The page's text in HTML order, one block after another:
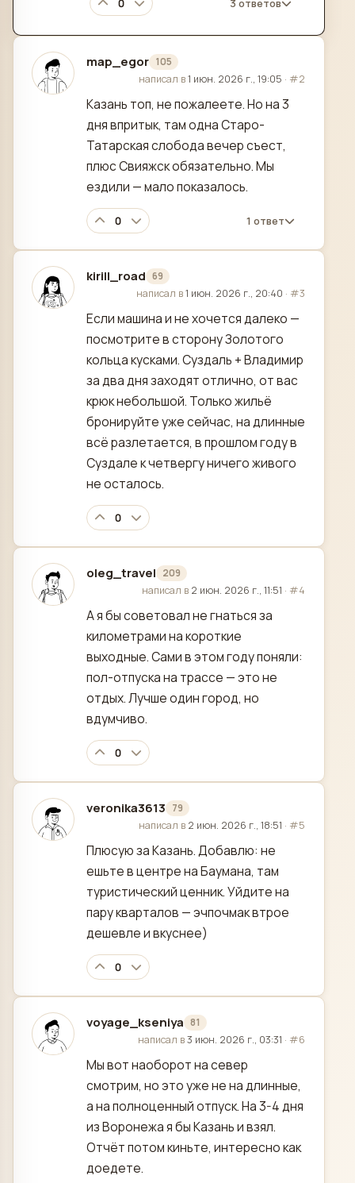
0 3 ответов
map_egor 105
отредактировано
написал в1 июн. 2026 г., 19:05 · #2
Казань топ, не пожалеете. Но на 3
дня впритык, там одна Старо-
Татарская слобода вечер съест,
плюс Свияжск обязательно. Мы
ездили — мало показалось.
0 1 ответ
kirill_road 69
отредактировано
написал в1 июн. 2026 г., 20:40 · #3
Если машина и не хочется далеко —
посмотрите в сторону Золотого
кольца кусками. Суздаль + Владимир
за два дня заходят отлично, от вас
крюк небольшой. Только жильё
бронируйте уже сейчас, на длинные
всё разлетается, в прошлом году в
Суздале к четвергу ничего живого
не осталось.
0
oleg_travel 209
отредактировано
написал в 2 июн. 2026 г., 11:51 · #4
А я бы советовал не гнаться за
километрами на короткие
выходные. Сами в этом году поняли:
пол-отпуска на трассе — это не
отдых. Лучше один город, но
вдумчиво.
0
veronika3613 79
отредактировано
написал в 2 июн. 2026 г., 18:51 · #5
Плюсую за Казань. Добавлю: не
ешьте в центре на Баумана, там
туристический ценник. Уйдите на
пару кварталов — эчпочмак втрое
дешевле и вкуснее)
0
voyage_kseniya 81
отредактировано
написал в3 июн. 2026 г., 03:31 · #6
Мы вот наоборот на север
смотрим, но это уже не на длинные,
а на полноценный отпуск. На 3-4 дня
из Воронежа я бы Казань и взял.
Отчёт потом киньте, интересно как
доедете.